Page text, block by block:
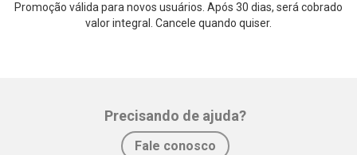
Capisci questa prima parola in Inglese?
Promoção válida para novos usuários. Após 30 dias, será cobrado
valor integral. Cancele quando quiser.
Precisando de ajuda?
Fale conosco